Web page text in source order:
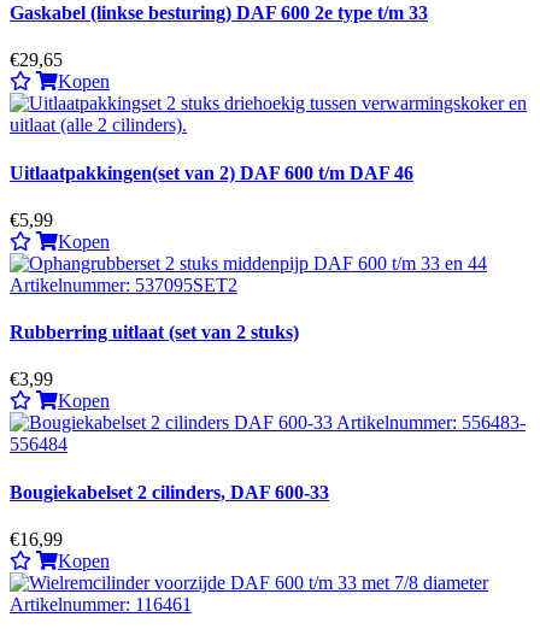
Gaskabel (linkse besturing) DAF 600 2e type t/m 33
€29,65
Kopen
Uitlaatpakkingen(set van 2) DAF 600 t/m DAF 46
€5,99
Kopen
Rubberring uitlaat (set van 2 stuks)
€3,99
Kopen
Bougiekabelset 2 cilinders, DAF 600-33
€16,99
Kopen